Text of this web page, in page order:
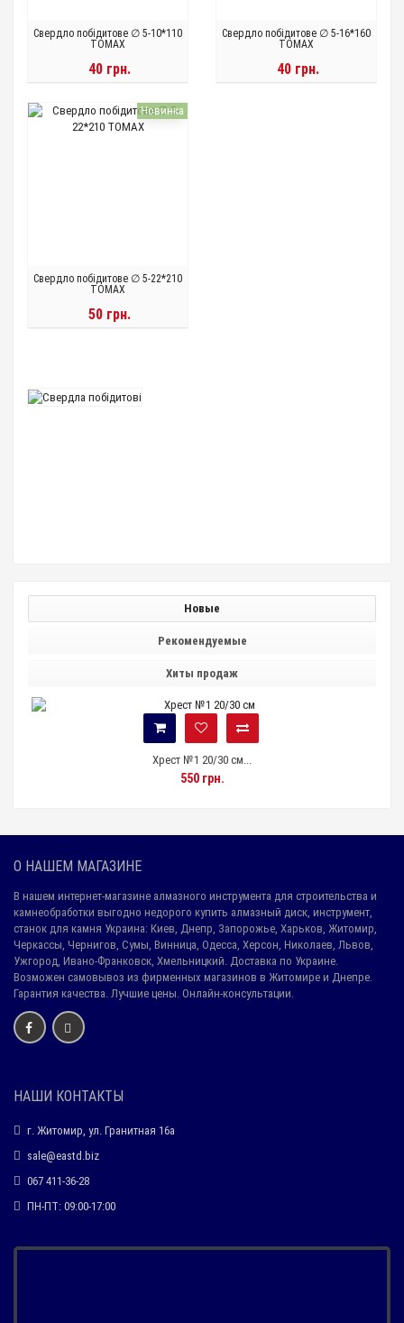
Свердло побідитове ∅ 5-10*110
TOMAX
40 грн.
Свердло побідитове ∅ 5-16*160
TOMAX
40 грн.
Новинка
Свердло побідитове ∅ 5-22*210
TOMAX
50 грн.
Новые
Рекомендуемые
Хиты продаж
Хрест №1 20/30 см...
550 грн.
О НАШЕМ МАГАЗИНЕ
В нашем интернет-магазине алмазного инструмента для строительства и
камнеобработки выгодно недорого купить алмазный диск, инструмент,
станок для камня Украина: Киев, Днепр, Запорожье, Харьков, Житомир,
Черкассы, Чернигов, Сумы, Винница, Одесса, Херсон, Николаев, Львов,
Ужгород, Ивано-Франковск, Хмельницкий. Доставка по Украине.
Возможен самовывоз из фирменных магазинов в Житомире и Днепре.
Гарантия качества. Лучшие цены. Онлайн-консультации.
НАШИ КОНТАКТЫ
г. Житомир, ул. Гранитная 16а
sale@eastd.biz
067 411-36-28
ПН-ПТ: 09:00-17:00